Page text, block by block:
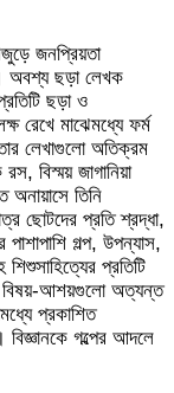
জনপ্রিয়তা
অবশ্য ছড়া লেখক
ছড়া ও
রেখে মাঝেমধ্যে ফর্ম
লেখাগুলো অতিক্রম
বিস্ময় জাগানিয়া
অনায়াসে তিনি
ছোটদের প্রতি শ্রদ্ধা,
গল্প, উপন্যাস,
প্রতিটি
বিষয়-আশয়গুলো অত্যন্ত
প্রকাশিত
গল্পের আদলে